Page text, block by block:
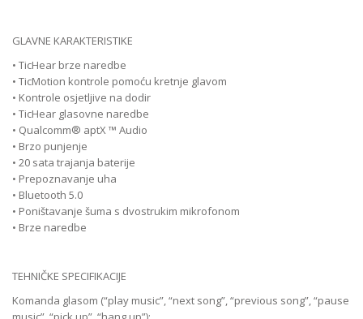
GLAVNE KARAKTERISTIKE
• TicHear brze naredbe
• TicMotion kontrole pomoću kretnje glavom
• Kontrole osjetljive na dodir
• TicHear glasovne naredbe
• Qualcomm® aptX ™ Audio
• Brzo punjenje
• 20 sata trajanja baterije
• Prepoznavanje uha
• Bluetooth 5.0
• Poništavanje šuma s dvostrukim mikrofonom
• Brze naredbe
TEHNIČKE SPECIFIKACIJE
Komanda glasom (“play music”, “next song”, “previous song”, “pause